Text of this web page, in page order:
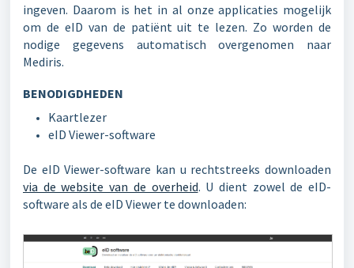
ingeven. Daarom is het in al onze applicaties mogelijk
om de eID van de patiënt uit te lezen. Zo worden de
nodige gegevens automatisch overgenomen naar
Mediris.
BENODIGDHEDEN
Kaartlezer
eID Viewer-software
De eID Viewer-software kan u rechtstreeks downloaden
via de website van de overheid. U dient zowel de eID-
software als de eID Viewer te downloaden: